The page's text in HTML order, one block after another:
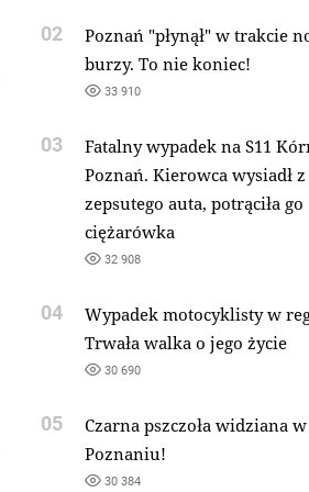
02
Poznań "płynął" w trakcie
burzy. To nie koniec!
33 910
03
Fatalny wypadek na S11
Poznań. Kierowca wysiadł z
zepsutego auta, potrąciła go
ciężarówka
32 908
04
Wypadek motocyklisty w
Trwała walka o jego życie
30 690
05
Czarna pszczoła widziana w
Poznaniu!
30 384